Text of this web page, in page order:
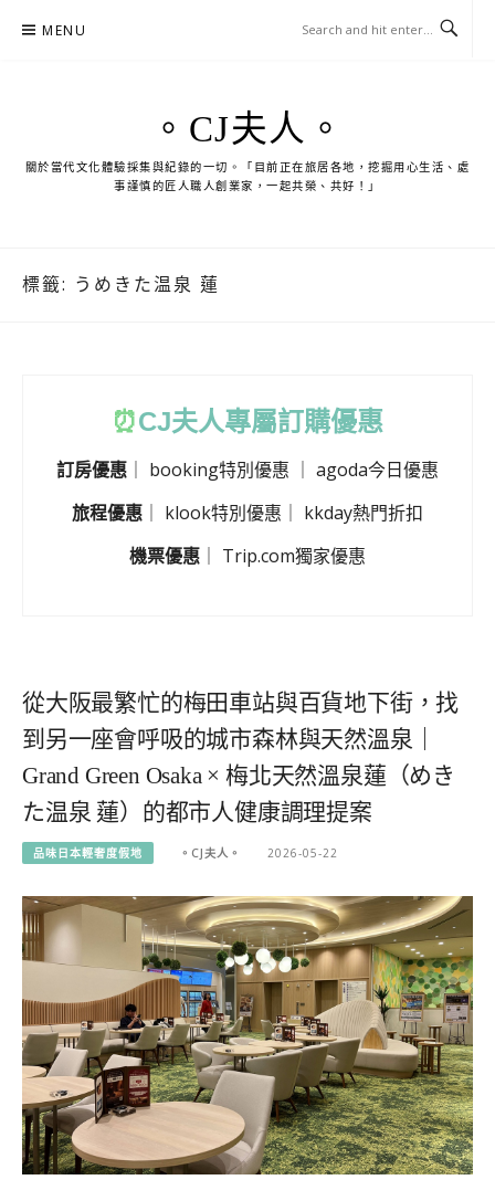
MENU
。CJ夫人。
關於當代文化體驗採集與紀錄的一切。「目前正在旅居各地，挖掘用心生活、處
事謹慎的匠人職人創業家，一起共榮、共好！」
標籤: うめきた温泉 蓮
⏰CJ夫人專屬訂購優惠
訂房優惠 booking特別優惠
agoda今日優惠
旅程優惠
klook特別優惠
kkday熱門折扣
機票優惠
Trip.com獨家優惠
從大阪最繁忙的梅田車站與百貨地下街，找
到另一座會呼吸的城市森林與天然溫泉｜
Grand Green Osaka × 梅北天然溫泉蓮（めき
た温泉 蓮）的都市人健康調理提案
品味日本輕奢度假地 。CJ夫人。 2026-05-22